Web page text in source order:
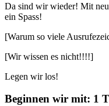
Da sind wir wieder! Mit
ein Spass!
[Warum so viele
[Wir wissen es nicht!!!!]
Legen wir los!
Beginnen wir mit: 1